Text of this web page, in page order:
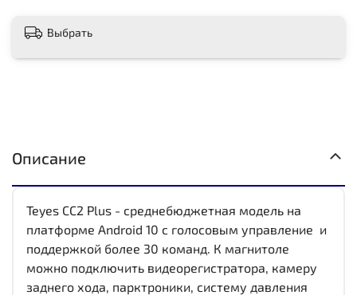
Выбрать
Описание
Teyes CC2 Plus - среднебюджетная модель на
платформе Android 10 с голосовым управление и
поддержкой более 30 команд. К магнитоле
можно подключить видеорегистратора, камеру
заднего хода, парктроники, систему давления